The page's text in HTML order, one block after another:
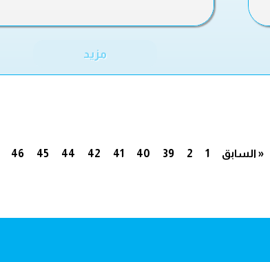
مزيد
« السابق 1
2
39
40
41
42
44
45
46